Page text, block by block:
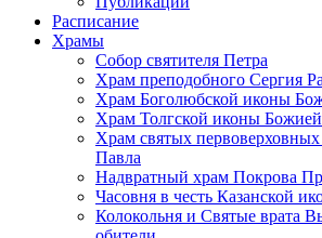
Расписание
Храмы
Собор святителя Петра
Храм преподобного Сергия
Храм Боголюбской иконы
Храм Толгской иконы
Храм святых
Павла
Надвратный храм Покрова
Часовня в честь Казанской
Колокольня и Святые врата